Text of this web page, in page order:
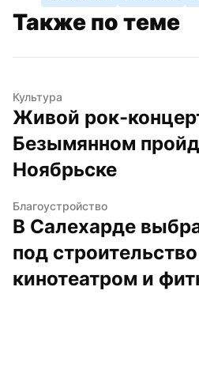
Также по теме
Культура
Живой рок-
Безымянном
Ноябрьске
Благоустройство
В Салехарде
под
кинотеатром и